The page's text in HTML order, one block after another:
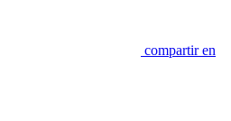
compartir en